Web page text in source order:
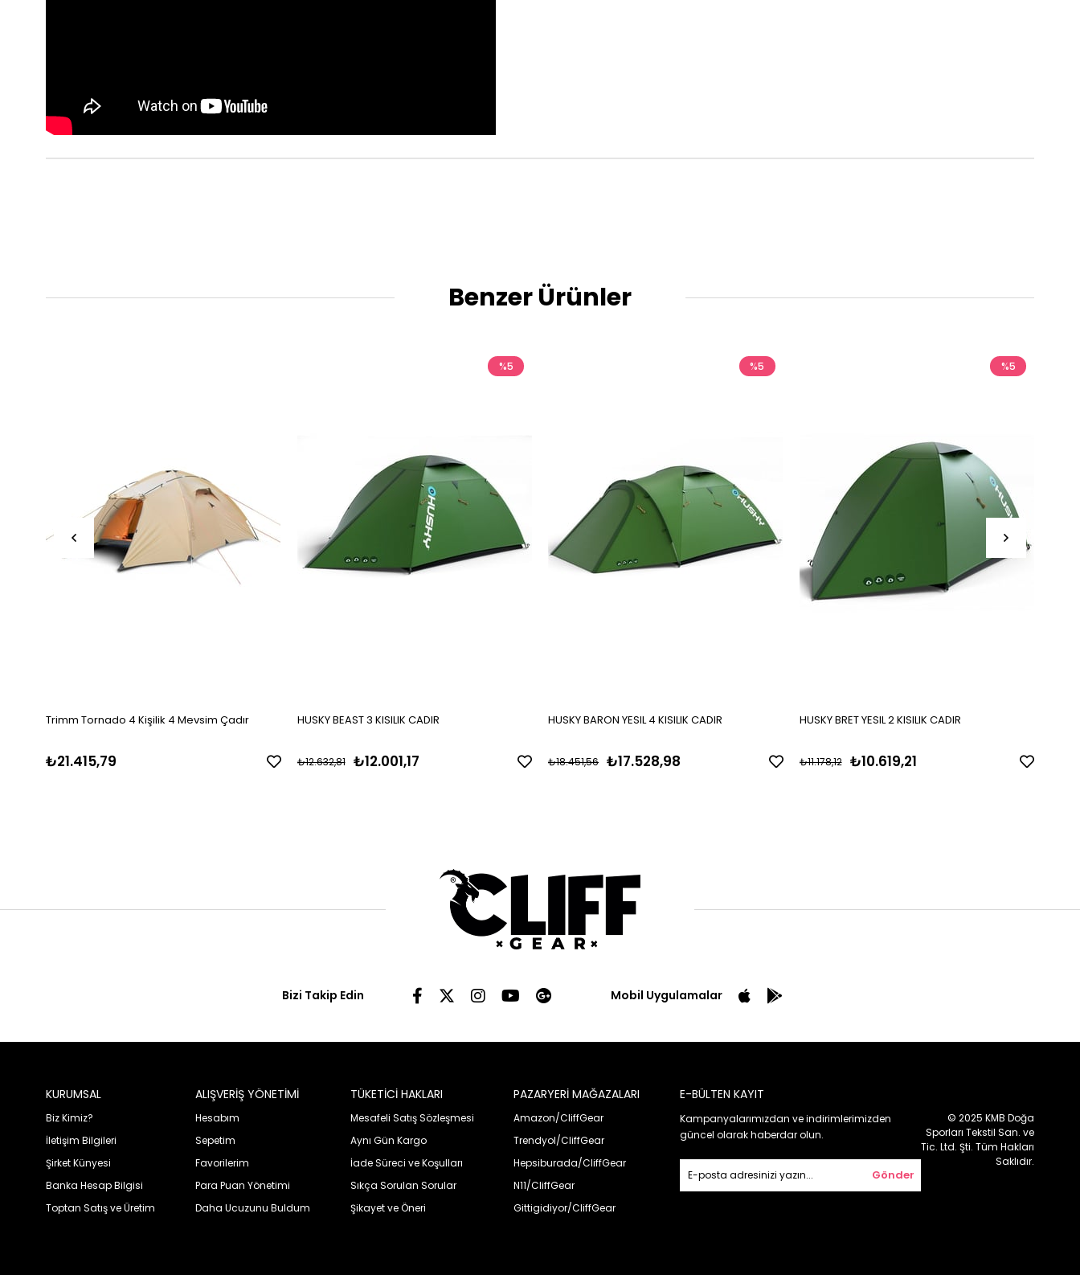
Benzer Ürünler
Trimm Tornado 4 Kişilik 4 Mevsim Çadır
₺21.415,79
HUSKY BEAST 3 KISILIK CADIR
₺12.001,17
₺12.632,81
%5
HUSKY BARON YESIL 4 KISILIK CADIR
₺17.528,98
₺18.451,56
%5
HUSKY BRET YESIL 2 KISILIK CADIR
₺10.619,21
₺11.178,12
%5
Bizi Takip Edin Mobil Uygulamalar
KURUMSAL
Biz Kimiz?
İletişim Bilgileri
Şirket Künyesi
Banka Hesap Bilgisi
Toptan Satış ve Üretim
ALIŞVERİŞ YÖNETİMİ
Hesabım
Sepetim
Favorilerim
Para Puan Yönetimi
Daha Ucuzunu Buldum
TÜKETİCİ HAKLARI
Mesafeli Satış Sözleşmesi
Aynı Gün Kargo
İade Süreci ve Koşulları
Sıkça Sorulan Sorular
Şikayet ve Öneri
PAZARYERİ MAĞAZALARI
Amazon/CliffGear
Trendyol/CliffGear
Hepsiburada/CliffGear
N11/CliffGear
Gittigidiyor/CliffGear
E-BÜLTEN KAYIT
Kampanyalarımızdan ve indirimlerimizden
güncel olarak haberdar olun.
Gönder
© 2025 KMB Doğa
Sporları Tekstil San. ve
Tic. Ltd. Şti. Tüm Hakları
Saklıdır.